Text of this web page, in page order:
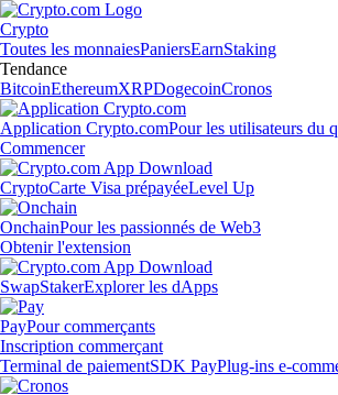
Crypto
Toutes les monnaiesPaniersEarnStaking
Tendance
BitcoinEthereumXRPDogecoinCronos
Application Crypto.comPour les utilisateurs du
Commencer
CryptoCarte Visa prépayéeLevel Up
OnchainPour les passionnés de Web3
Obtenir l'extension
SwapStakerExplorer les dApps
PayPour commerçants
Inscription commerçant
Terminal de paiementSDK PayPlug-ins e-